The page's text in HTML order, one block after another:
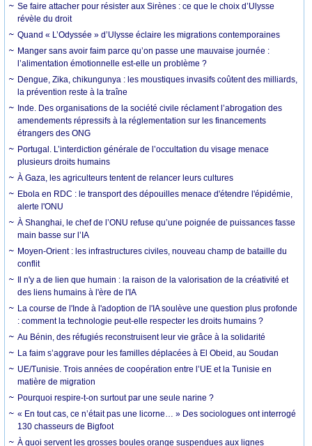
Se faire attacher pour résister aux Sirènes : ce que le choix d’Ulysse
révèle du droit
Quand « L’Odyssée » d’Ulysse éclaire les migrations contemporaines
Manger sans avoir faim parce qu’on passe une mauvaise journée :
l’alimentation émotionnelle est-elle un problème ?
Dengue, Zika, chikungunya : les moustiques invasifs coûtent des milliards,
la prévention reste à la traîne
Inde. Des organisations de la société civile réclament l’abrogation des
amendements répressifs à la réglementation sur les financements
étrangers des ONG
Portugal. L’interdiction générale de l’occultation du visage menace
plusieurs droits humains
À Gaza, les agriculteurs tentent de relancer leurs cultures
Ebola en RDC : le transport des dépouilles menace d'étendre l'épidémie,
alerte l'ONU
À Shanghai, le chef de l’ONU refuse qu’une poignée de puissances fasse
main basse sur l’IA
Moyen-Orient : les infrastructures civiles, nouveau champ de bataille du
conflit
Il n'y a de lien que humain : la raison de la valorisation de la créativité et
des liens humains à l'ère de l'IA
La course de l'Inde à l'adoption de l'IA soulève une question plus profonde
: comment la technologie peut-elle respecter les droits humains ?
Au Bénin, des réfugiés reconstruisent leur vie grâce à la solidarité
La faim s’aggrave pour les familles déplacées à El Obeid, au Soudan
UE/Tunisie. Trois années de coopération entre l’UE et la Tunisie en
matière de migration
Pourquoi respire-t-on surtout par une seule narine ?
« En tout cas, ce n’était pas une licorne… » Des sociologues ont interrogé
130 chasseurs de Bigfoot
À quoi servent les grosses boules orange suspendues aux lignes